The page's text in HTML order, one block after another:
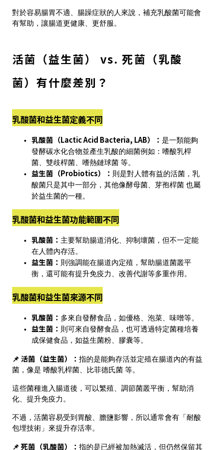
對於容易腸胃不適、腸躁症狀的人來說，補充乳酸菌可能會
有幫助，讓腸道更健康、更舒服。
活菌（益生菌） vs. 死菌（乳酸
菌）有什麼差別？
乳酸菌和益生菌定義不同
乳酸菌（Lactic Acid Bacteria, LAB）： 是一類能夠
發酵碳水化合物並產生乳酸的細菌例如： 嗜酸乳桿
菌、雙歧桿菌、嗜熱鏈球菌 等。
益生菌（Probiotics）： 則是對人體有益的活菌 ，乳
酸菌只是其中一部分，其他像酵母菌、芽孢桿菌 也屬
於益生菌的一種。
乳酸菌和益生菌功能範圍不同
乳酸菌： 主要幫助腸道消化、抑制壞菌 ，但不一定能
在人體內存活。
益生菌： 則強調能在腸道內定殖 ，幫助腸道菌叢平
衡，還可能有提升免疫力、改善代謝等多重作用。
乳酸菌和益生菌來源不同
乳酸菌： 多來自發酵食品 ，如優格、泡菜、味噌等。
益生菌： 則可來自發酵食品，也可透過特定菌種培養
成保健食品 ，如益生菌粉、膠囊等。
📌 活菌（益生菌） ： 指的是能夠存活並定殖在腸道內的有益
菌 ，像是 嗜酸乳桿菌、比菲德氏菌 等。
這些菌種進入腸道後，可以繁殖、調節菌叢平衡，幫助消
化、提升免疫力。
不過，活菌容易受到胃酸、膽鹽影響，所以通常會有「耐酸
包埋技術」來提升存活率。
📌死菌（乳酸菌） ： 指的是已經被加熱滅活 ，但仍然保留其